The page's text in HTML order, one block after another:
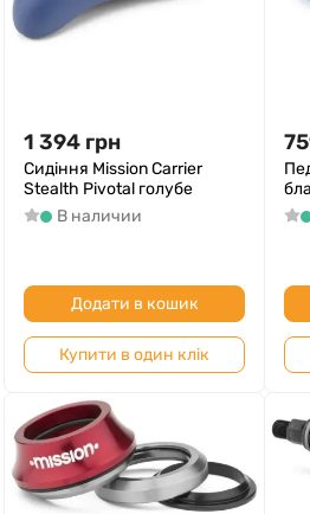
1 394 грн
Сидіння Mission Carrier
Stealth Pivotal голубе
В наличии
Додати в кошик
Купити в один клік